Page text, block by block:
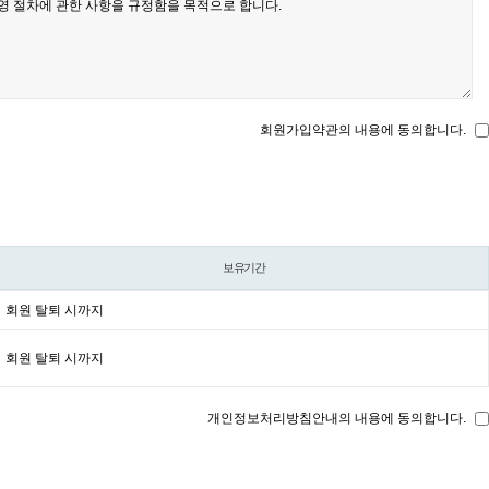
회원가입약관의 내용에 동의합니다.
보유기간
회원 탈퇴 시까지
회원 탈퇴 시까지
개인정보처리방침안내의 내용에 동의합니다.